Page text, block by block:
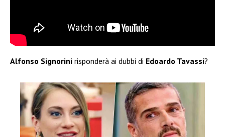
Alfonso Signorini risponderà ai dubbi di Edoardo Tavassi?